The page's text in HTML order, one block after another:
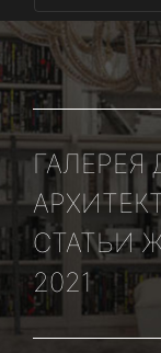
СТАТЬИ
2021